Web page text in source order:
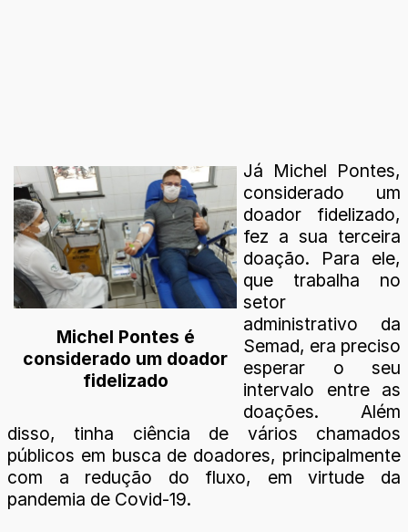
Michel Pontes é
considerado um doador
fidelizado
Já Michel Pontes,
considerado um
doador fidelizado,
fez a sua terceira
doação. Para ele,
que trabalha no
setor
administrativo da
Semad, era preciso
esperar o seu
intervalo entre as
doações. Além
disso, tinha ciência de vários chamados
públicos em busca de doadores, principalmente
com a redução do fluxo, em virtude da
pandemia de Covid-19.